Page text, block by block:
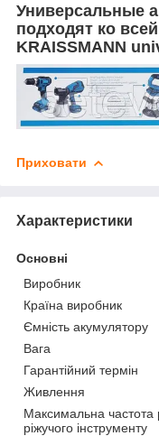
Универсальные
подходят ко
KRAISSMANN
Приховати
Характеристики
Основні
Виробник
Країна виробник
Ємність акумулятору
Вага
Гарантійний термін
Живлення
Максимальна частота
ріжучого інструменту